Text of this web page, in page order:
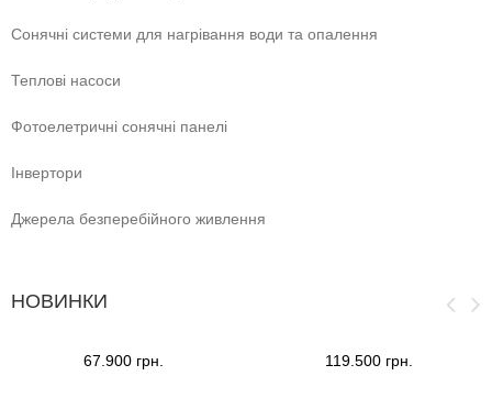
Сонячні системи для нагрівання води та опалення
Теплові насоси
Фотоелетричні cонячні панелі
Інвертори
Джерела безперебійного живлення
НОВИНКИ
67.900 грн. 119.500 грн.